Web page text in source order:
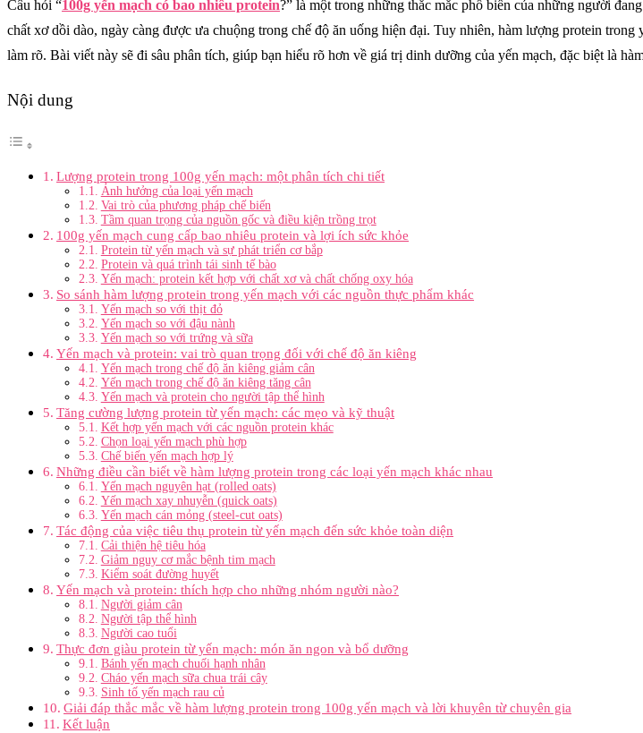
Câu hỏi “100g yến mạch có bao nhiêu protein?” là một trong những thắc mắc phổ biến của những người
chất xơ dồi dào, ngày càng được ưa chuộng trong chế độ ăn uống hiện đại. Tuy nhiên, hàm lượng protein
làm rõ. Bài viết này sẽ đi sâu phân tích, giúp bạn hiểu rõ hơn về giá trị dinh dưỡng của yến mạch, đặc biệt là
Nội dung
Lượng protein trong 100g yến mạch: một phân tích chi tiết
Ảnh hưởng của loại yến mạch
Vai trò của phương pháp chế biến
Tầm quan trọng của nguồn gốc và điều kiện trồng trọt
100g yến mạch cung cấp bao nhiêu protein và lợi ích sức khỏe
Protein từ yến mạch và sự phát triển cơ bắp
Protein và quá trình tái sinh tế bào
Yến mạch: protein kết hợp với chất xơ và chất chống oxy hóa
So sánh hàm lượng protein trong yến mạch với các nguồn thực phẩm khác
Yến mạch so với thịt đỏ
Yến mạch so với đậu nành
Yến mạch so với trứng và sữa
Yến mạch và protein: vai trò quan trọng đối với chế độ ăn kiêng
Yến mạch trong chế độ ăn kiêng giảm cân
Yến mạch trong chế độ ăn kiêng tăng cân
Yến mạch và protein cho người tập thể hình
Tăng cường lượng protein từ yến mạch: các mẹo và kỹ thuật
Kết hợp yến mạch với các nguồn protein khác
Chọn loại yến mạch phù hợp
Chế biến yến mạch hợp lý
Những điều cần biết về hàm lượng protein trong các loại yến mạch khác nhau
Yến mạch nguyên hạt (rolled oats)
Yến mạch xay nhuyễn (quick oats)
Yến mạch cán mỏng (steel-cut oats)
Tác động của việc tiêu thụ protein từ yến mạch đến sức khỏe toàn diện
Cải thiện hệ tiêu hóa
Giảm nguy cơ mắc bệnh tim mạch
Kiểm soát đường huyết
Yến mạch và protein: thích hợp cho những nhóm người nào?
Người giảm cân
Người tập thể hình
Người cao tuổi
Thực đơn giàu protein từ yến mạch: món ăn ngon và bổ dưỡng
Bánh yến mạch chuối hạnh nhân
Cháo yến mạch sữa chua trái cây
Sinh tố yến mạch rau củ
Giải đáp thắc mắc về hàm lượng protein trong 100g yến mạch và lời khuyên từ chuyên gia
Kết luận